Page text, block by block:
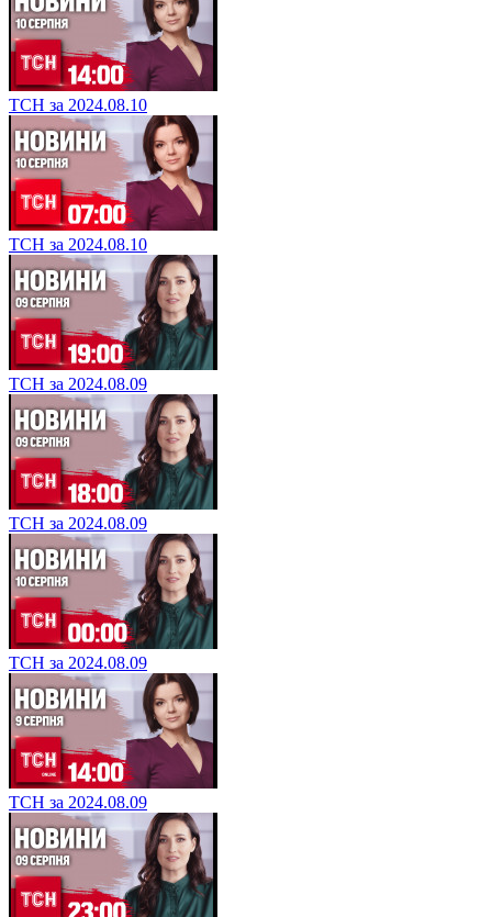
ТСН за 2024.08.10
ТСН за 2024.08.10
ТСН за 2024.08.09
ТСН за 2024.08.09
ТСН за 2024.08.09
ТСН за 2024.08.09